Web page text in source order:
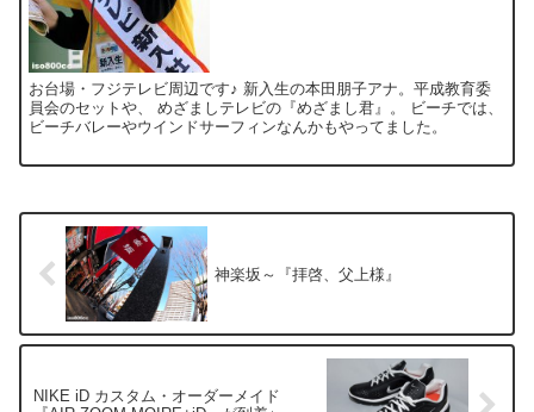
お台場・フジテレビ周辺です♪ 新入生の本田朋子アナ。平成教育委
員会のセットや、 めざましテレビの『めざまし君』。 ビーチでは、
ビーチバレーやウインドサーフィンなんかもやってました。
神楽坂～『拝啓、父上様』
NIKE iD カスタム・オーダーメイド